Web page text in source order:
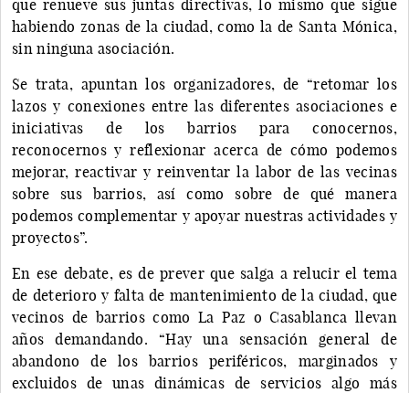
que renueve sus juntas directivas, lo mismo que sigue
habiendo zonas de la ciudad, como la de Santa Mónica,
sin ninguna asociación.
Se trata, apuntan los organizadores, de “retomar los
lazos y conexiones entre las diferentes asociaciones e
iniciativas de los barrios para conocernos,
reconocernos y reflexionar acerca de cómo podemos
mejorar, reactivar y reinventar la labor de las vecinas
sobre sus barrios, así como sobre de qué manera
podemos complementar y apoyar nuestras actividades y
proyectos”.
En ese debate, es de prever que salga a relucir el tema
de deterioro y falta de mantenimiento de la ciudad, que
vecinos de barrios como La Paz o Casablanca llevan
años demandando. “Hay una sensación general de
abandono de los barrios periféricos, marginados y
excluidos de unas dinámicas de servicios algo más